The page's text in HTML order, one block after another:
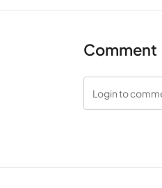
เกมโทรศัพท์สาม
School หรือ
คอนโซลที่ชื่นชอ
Comment
Login to